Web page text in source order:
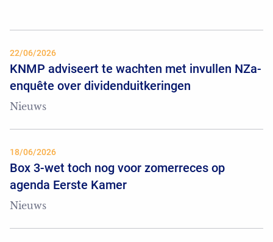
22/06/2026
KNMP adviseert te wachten met invullen NZa-
enquête over dividenduitkeringen
Nieuws
18/06/2026
Box 3-wet toch nog voor zomerreces op
agenda Eerste Kamer
Nieuws